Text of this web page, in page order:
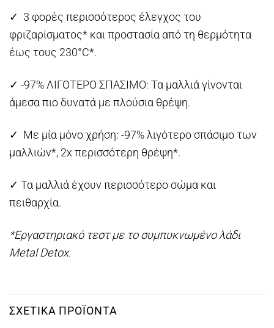
✓ 3 φορές περισσότερος έλεγχος του
φριζαρίσματος* και προστασία από τη θερμότητα
έως τους 230°C*.
✓ -97% ΛΙΓΟΤΕΡΟ ΣΠΑΣΙΜΟ: Τα μαλλιά γίνονται
άμεσα πιο δυνατά με πλούσια θρέψη.
✓ Με μία μόνο χρήση: -97% λιγότερο σπάσιμο των
μαλλιών*, 2x περισσότερη θρέψη*.
✓ Τα μαλλιά έχουν περισσότερο σώμα και
πειθαρχία.
*Εργαστηριακό τεστ με το συμπυκνωμένο λάδι
Metal Detox.
ΣΧΕΤΙΚΆ ΠΡΟΪΌΝΤΑ